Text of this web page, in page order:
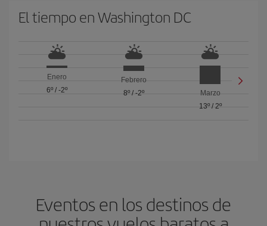
El tiempo en Washington DC
Enero
6º/ -2º
Febrero
8º/ -2º
Marzo
13º/ 2º
Eventos en los destinos de